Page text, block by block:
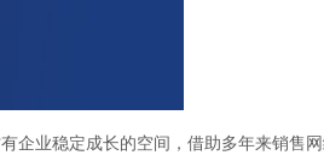
企业稳定成长的空间，借助多年来销售